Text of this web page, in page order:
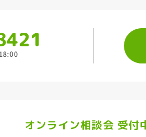
オンライン相談会 受付